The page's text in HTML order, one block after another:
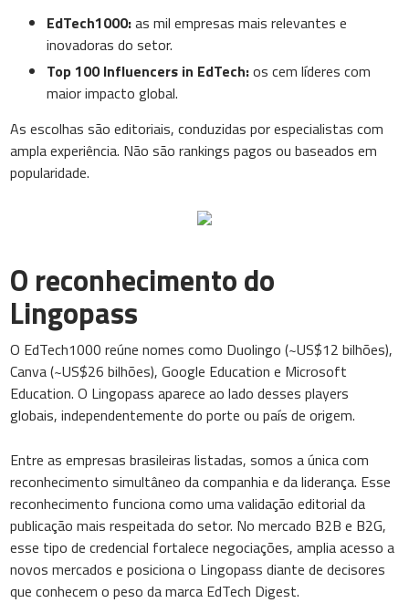
EdTech1000:as mil empresas mais relevantes e
inovadoras do setor.
Top 100 Influencers in EdTech:os cem líderes com
maior impacto global.
As escolhas são editoriais, conduzidas por especialistas com
ampla experiência. Não são rankings pagos ou baseados em
popularidade.
O reconhecimento do
Lingopass
O EdTech1000 reúne nomes como Duolingo (~US$12 bilhões),
Canva (~US$26 bilhões), Google Education e Microsoft
Education. O Lingopass aparece ao lado desses players
globais, independentemente do porte ou país de origem.
Entre as empresas brasileiras listadas, somos a única com
reconhecimento simultâneo da companhia e da liderança. Esse
reconhecimento funciona como uma validação editorial da
publicação mais respeitada do setor. No mercado B2B e B2G,
esse tipo de credencial fortalece negociações, amplia acesso a
novos mercados e posiciona o Lingopass diante de decisores
que conhecem o peso da marca EdTech Digest.